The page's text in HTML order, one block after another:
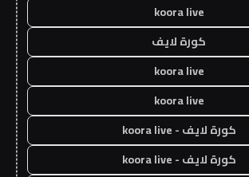
koora live
كورة لايف
koora live
koora live
كورة لايف - koora live
كورة لايف - koora live